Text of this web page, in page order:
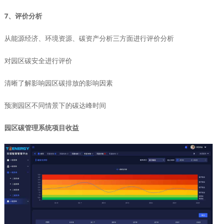
7、评价分析
从能源经济、环境资源、碳资产分析三方面进行评价分析
对园区碳安全进行评价
清晰了解影响园区碳排放的影响因素
预测园区不同情景下的碳达峰时间
园区碳管理系统项目收益